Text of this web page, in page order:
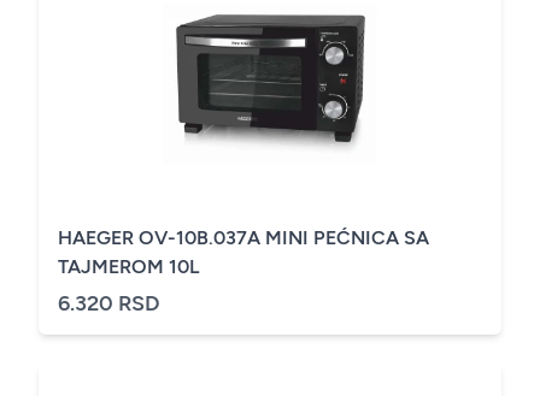
HAEGER OV-10B.037A MINI PEĆNICA SA
TAJMEROM 10L
6.320 RSD